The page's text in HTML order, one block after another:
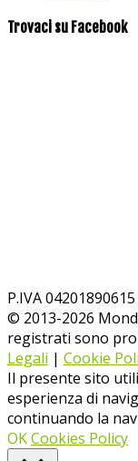
Trovaci su Facebook
P.IVA 04201890615
© 2013-2026
registrati sono
Legali | Cookie
Il presente sito
esperienza di
continuando la
OKCookies Policy